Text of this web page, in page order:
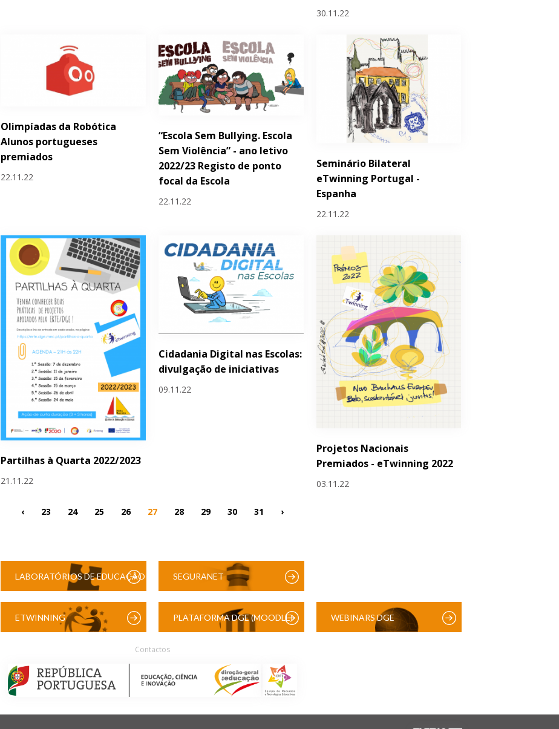
30.11.22
Olimpíadas da Robótica
Alunos portugueses
premiados
22.11.22
“Escola Sem Bullying. Escola
Sem Violência” - ano letivo
2022/23 Registo de ponto
focal da Escola
22.11.22
Seminário Bilateral
eTwinning Portugal -
Espanha
22.11.22
Partilhas à Quarta 2022/2023
21.11.22
Cidadania Digital nas Escolas:
divulgação de iniciativas
09.11.22
Projetos Nacionais
Premiados - eTwinning 2022
03.11.22
‹ 23 24 25 26 27 28 29 30 31 ›
LABORATÓRIOS DE EDUCAÇÃO SEGURANET
ETWINNING PLATAFORMA DGE (MOODLE) WEBINARS DGE
Contactos